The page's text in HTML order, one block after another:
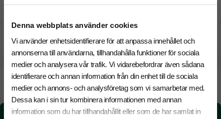
Denna webbplats använder cookies
Vi använder enhetsidentifierare för att anpassa innehållet och
annonserna till användarna, tillhandahålla funktioner för sociala
medier och analysera vår trafik. Vi vidarebefordrar även sådana
identifierare och annan information från din enhet till de sociala
medier och annons- och analysföretag som vi samarbetar med.
Dessa kan i sin tur kombinera informationen med annan
information som du har tillhandahållit eller som de har samlat in
Pristabell
CO₂e -avtryck
20 Augusti Beräknad leveranstid: 8 arbetsdagar
Snabbare leverans? Kontakta oss.
CO₂e -avtryck: